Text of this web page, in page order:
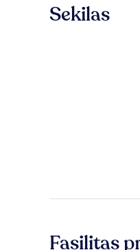
Sekilas
Fasilitas